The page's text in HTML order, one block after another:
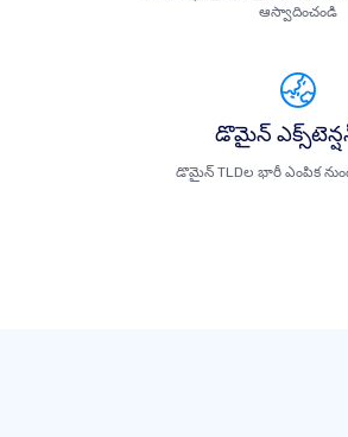
ఆస్వాదించండి
డొమైన్
డొమైన్ TLDల భారీ ఎంపిక